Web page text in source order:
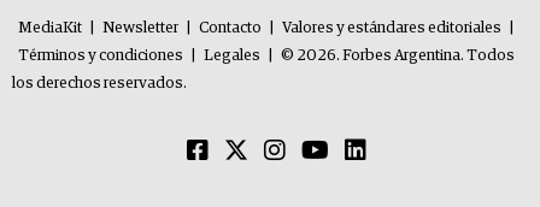
MediaKit Newsletter Contacto Valores y estándares editoriales
Términos y condiciones
Legales
© 2026. Forbes Argentina. Todos
los derechos reservados.